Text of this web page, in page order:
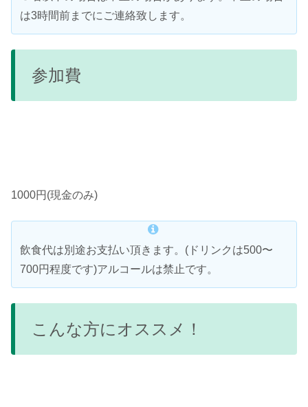
は3時間前までにご連絡致します。
参加費
1000円(現金のみ)
飲食代は別途お支払い頂きます。(ドリンクは500〜
700円程度です)アルコールは禁止です。
こんな方にオススメ！